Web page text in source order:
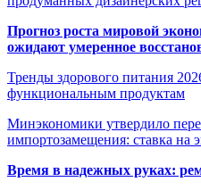
Прогноз роста мировой
ожидают умеренное
Тренды здорового питания
функциональным продуктам
Минэкономики утвердило
импортозамещения: ставка на
Время в надежных руках: